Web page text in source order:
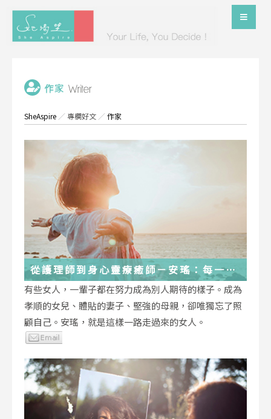
SheAspire ／專欄好文 ／作家
從護理師到身心靈療癒師－安瑤：每一段
低谷，都能成為重生的起點
有些女人，一輩子都在努力成為別人期待的樣子。成為
孝順的女兒、體貼的妻子、堅強的母親，卻唯獨忘了照
顧自己。安瑤，就是這樣一路走過來的女人。